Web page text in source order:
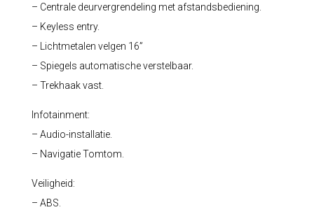
– Centrale deurvergrendeling met afstandsbediening.
– Keyless entry.
– Lichtmetalen velgen 16”
– Spiegels automatische verstelbaar.
– Trekhaak vast.
Infotainment:
– Audio-installatie.
– Navigatie Tomtom.
Veiligheid:
– ABS.